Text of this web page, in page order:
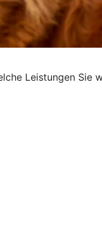
Leistungen Sie